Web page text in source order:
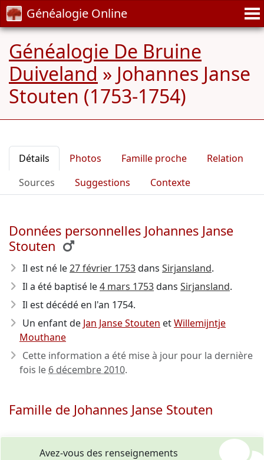
Généalogie Online
Généalogie De Bruine
Duiveland » Johannes Janse
Stouten (1753-1754)
Détails Photos Famille proche
Relation
Sources
Suggestions Contexte
Données personnelles Johannes Janse
Stouten
Il est né le27 février 1753dans Sirjansland.
Il a été baptisé le4 mars 1753dans Sirjansland.
Il est décédé en l'an 1754.
Un enfant de Jan Janse Stouten etWillemijntje
Mouthane
Cette information a été mise à jour pour la dernière
fois le 6 décembre 2010.
Famille de Johannes Janse Stouten
Avez-vous des renseignements